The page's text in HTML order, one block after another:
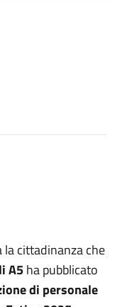
cittadinanza che
A5ha pubblicato
di personale